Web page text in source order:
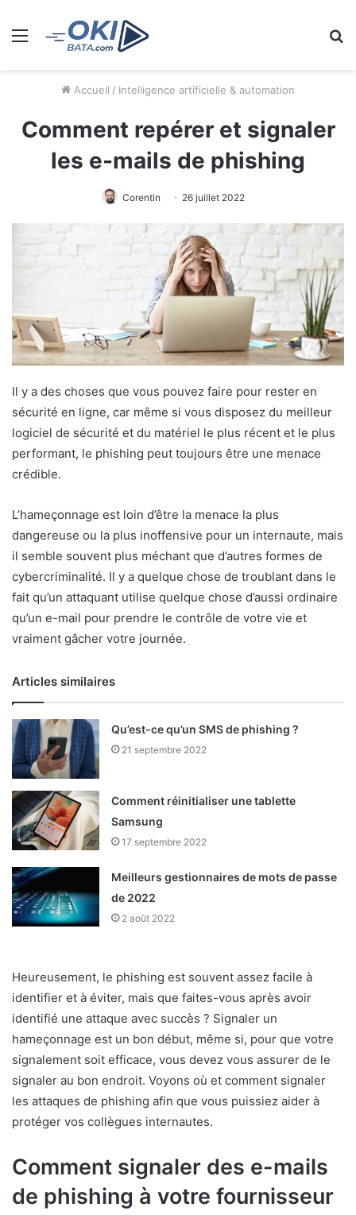
Menu
Accueil / Intelligence artificielle & automation
Comment repérer et signaler
les e-mails de phishing
Corentin 26 juillet 2022
Il y a des choses que vous pouvez faire pour rester en
sécurité en ligne, car même si vous disposez du meilleur
logiciel de sécurité et du matériel le plus récent et le plus
performant, le phishing peut toujours être une menace
crédible.
L’hameçonnage est loin d’être la menace la plus
dangereuse ou la plus inoffensive pour un internaute, mais
il semble souvent plus méchant que d’autres formes de
cybercriminalité. Il y a quelque chose de troublant dans le
fait qu’un attaquant utilise quelque chose d’aussi ordinaire
qu’un e-mail pour prendre le contrôle de votre vie et
vraiment gâcher votre journée.
Articles similaires
Qu’est-ce qu’un SMS de phishing ?
21 septembre 2022
Comment réinitialiser une tablette
Samsung
17 septembre 2022
Meilleurs gestionnaires de mots de passe
de 2022
2 août 2022
Heureusement, le phishing est souvent assez facile à
identifier et à éviter, mais que faites-vous après avoir
identifié une attaque avec succès ? Signaler un
hameçonnage est un bon début, même si, pour que votre
signalement soit efficace, vous devez vous assurer de le
signaler au bon endroit. Voyons où et comment signaler
les attaques de phishing afin que vous puissiez aider à
protéger vos collègues internautes.
Comment signaler des e-mails
de phishing à votre fournisseur